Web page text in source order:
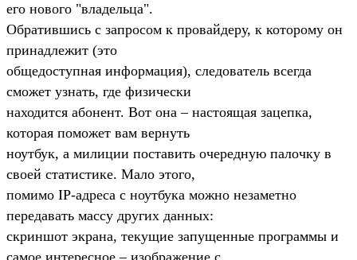
его нового "владельца".
Обратившись с запросом к провайдеру, к которому он
принадлежит (это
общедоступная информация), следователь всегда
сможет узнать, где физически
находится абонент. Вот она – настоящая зацепка,
которая поможет вам вернуть
ноутбук, а милиции поставить очередную палочку в
своей статистике. Мало этого,
помимо IP-адреса с ноутбука можно незаметно
передавать массу других данных:
скриншот экрана, текущие запущенные программы и